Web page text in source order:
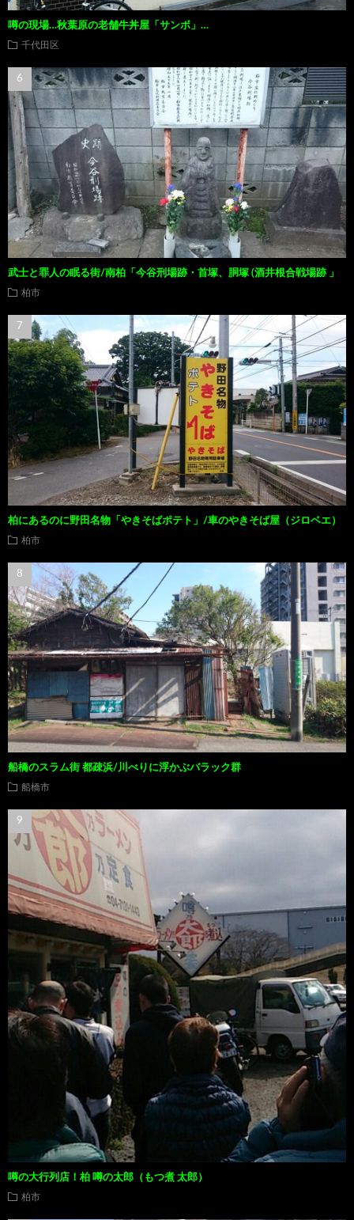
噂の現場…秋葉原の老舗牛丼屋「サンボ」…
千代田区
武士と罪人の眠る街/南柏「今谷刑場跡・首塚、胴塚 (酒井根合戦場跡 」
柏市
柏にあるのに野田名物「やきそばポテト」/車のやきそば屋（ジロベエ）
柏市
船橋のスラム街 都疎浜/川べりに浮かぶバラック群
船橋市
噂の大行列店！柏 噂の太郎（もつ煮 太郎）
柏市